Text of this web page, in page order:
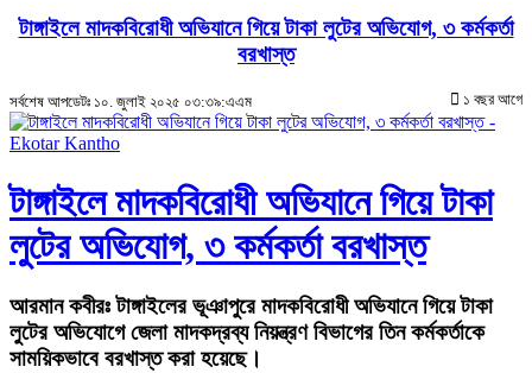
টাঙ্গাইলে মাদকবিরোধী অভিযানে গিয়ে টাকা লুটের অভিযোগ, ৩ কর্মকর্তা
বরখাস্ত
সর্বশেষ আপডেটঃ ১০. জুলাই ২০২৫ ০৩:৩৯:এএম ১ বছর আগে
টাঙ্গাইলে মাদকবিরোধী অভিযানে গিয়ে টাকা
লুটের অভিযোগ, ৩ কর্মকর্তা বরখাস্ত
আরমান কবীরঃটাঙ্গাইলের ভূঞাপুরে মাদকবিরোধী অভিযানে গিয়ে টাকা
লুটের অভিযোগে জেলা মাদকদ্রব্য নিয়ন্ত্রণ বিভাগের তিন কর্মকর্তাকে
সাময়িকভাবে বরখাস্ত করা হয়েছে।